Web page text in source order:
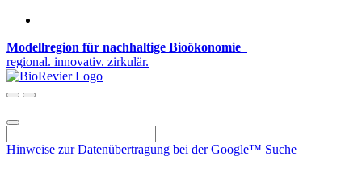
Modellregion für nachhaltige Bioökonomie
regional. innovativ. zirkulär.
Hinweise zur Datenübertragung bei der Google™ Suche